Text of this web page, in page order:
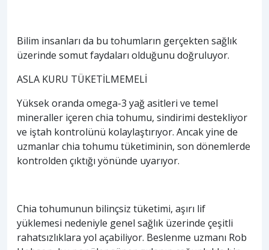
Bilim insanları da bu tohumların gerçekten sağlık
üzerinde somut faydaları olduğunu doğruluyor.
ASLA KURU TÜKETİLMEMELİ
Yüksek oranda omega-3 yağ asitleri ve temel
mineraller içeren chia tohumu, sindirimi destekliyor
ve iştah kontrolünü kolaylaştırıyor. Ancak yine de
uzmanlar chia tohumu tüketiminin, son dönemlerde
kontrolden çıktığı yönünde uyarıyor.
Chia tohumunun bilinçsiz tüketimi, aşırı lif
yüklemesi nedeniyle genel sağlık üzerinde çeşitli
rahatsızlıklara yol açabiliyor. Beslenme uzmanı Rob